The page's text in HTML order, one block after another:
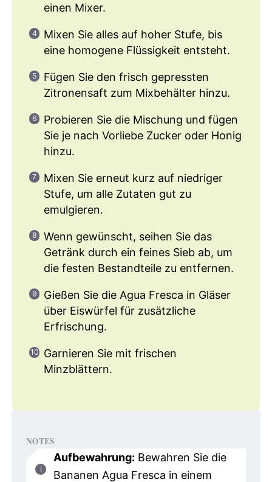
einen Mixer.
Mixen Sie alles auf hoher Stufe, bis
eine homogene Flüssigkeit entsteht.
Fügen Sie den frisch gepressten
Zitronensaft zum Mixbehälter hinzu.
Probieren Sie die Mischung und fügen
Sie je nach Vorliebe Zucker oder Honig
hinzu.
Mixen Sie erneut kurz auf niedriger
Stufe, um alle Zutaten gut zu
emulgieren.
Wenn gewünscht, seihen Sie das
Getränk durch ein feines Sieb ab, um
die festen Bestandteile zu entfernen.
Gießen Sie die Agua Fresca in Gläser
über Eiswürfel für zusätzliche
Erfrischung.
Garnieren Sie mit frischen
Minzblättern.
NOTES
Aufbewahrung: Bewahren Sie die
Bananen Agua Fresca in einem